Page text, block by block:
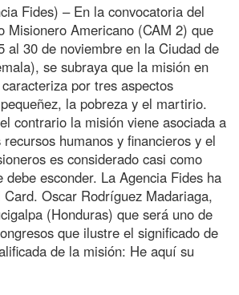
Fides) – En la convocatoria del
Misionero Americano (CAM 2) que
al 30 de noviembre en la Ciudad de
se subraya que la misión en
por tres aspectos
la pobreza y el martirio.
contrario la misión viene asociada a
humanos y financieros y el
es considerado casi como
debe esconder. La Agencia Fides ha
Oscar Rodríguez Madariaga,
(Honduras) que será uno de
que ilustre el significado de
de la misión: He aquí su